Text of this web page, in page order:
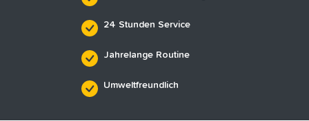
24 Stunden Service
Jahrelange Routine
Umweltfreundlich